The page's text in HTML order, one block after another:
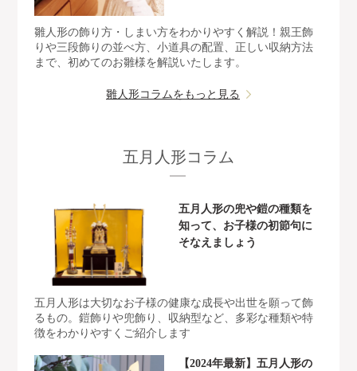
雛人形の飾り方・しまい方をわかりやすく解説！親王飾
りや三段飾りの並べ方、小道具の配置、正しい収納方法
まで、初めてのお雛様を解説いたします。
雛人形コラムをもっと見る
五月人形コラム
五月人形の兜や鎧の種類を
知って、お子様の初節句に
そなえましょう
五月人形は大切なお子様の健康な成長や出世を願って飾
るもの。鎧飾りや兜飾り、収納型など、多彩な種類や特
徴をわかりやすくご紹介します
【2024年最新】五月人形の